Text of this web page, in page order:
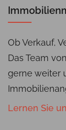
Ob Verkauf,
Das Team
gerne weiter
Lernen Sie